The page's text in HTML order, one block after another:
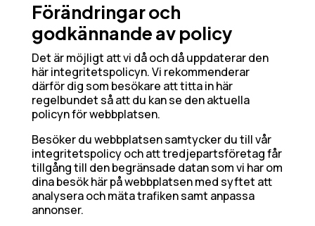
Förändringar och
godkännande av policy
Det är möjligt att vi då och då uppdaterar den
här integritetspolicyn. Vi rekommenderar
därför dig som besökare att titta in här
regelbundet så att du kan se den aktuella
policyn för webbplatsen.
Besöker du webbplatsen samtycker du till vår
integritetspolicy och att tredjepartsföretag får
tillgång till den begränsade datan som vi har om
dina besök här på webbplatsen med syftet att
analysera och mäta trafiken samt anpassa
annonser.